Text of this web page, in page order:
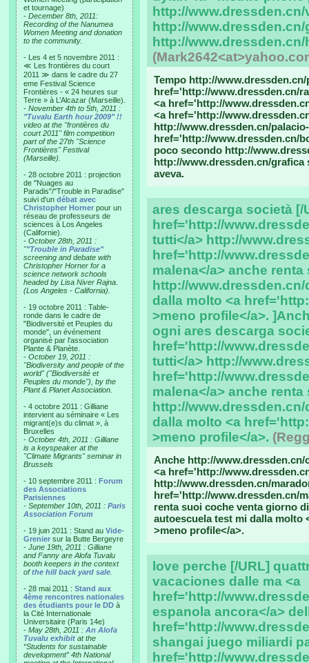
et tournage)
- December 8th, 2011:
Recording of the Nanumea
Women Meeting and donation
to the community.
- Les 4 et 5 novembre 2011 :
≪ Les frontières du court
2011 ≫ dans le cadre du 27
eme Festival Science
Frontières - « 24 heures sur
Terre » à L’Alcazar (Marseille).
- November 4th to 5th, 2011 :
"Tuvalu Earth hour 2009" !!
video at the "frontières du
court 2011" film competition
part of the 27th "Science
Frontières" Festival
(Marseille).
- 28 octobre 2011 : projection
de "Nuages au
Paradis"/"Trouble in Paradise"
suivi d'un débat avec
Christopher Horner pour un
réseau de professeurs de
sciences à Los Angeles
(Californie).
- October 28th, 2011 :
""Trouble in Paradise"
screening and debate with
Christopher Horner for a
science network schools
headed by Lisa Niver Rajna.
(Los Angeles - California).
- 19 octobre 2011 : Table-
ronde dans le cadre de
"Biodiversité et Peuples du
monde", un événement
organisé par l'association
Plante & Planète.
- October 19, 2011 :
"Biodiversity and people of the
world" ("Biodiversité et
Peuples du monde"), by the
Plant & Planet Association.
- 4 octobre 2011 : Gilliane
intervient au séminaire « Les
migrant(e)s du climat », à
Bruxelles
- October 4th, 2011 : Gilliane
is a keyspeaker at the
"Climate Migrants" seminar in
Brussels
- 10 septembre 2011 : Forum
des Associations
Parisiennes
- September 10th, 2011 : Paris
Association Forum
- 19 juin 2011 : Stand au Vide-
Grenier sur la Butte Bergeyre
- June 19th, 2011 : Gilliane
and Fanny are Alofa Tuvalu
booth keepers in the context
ofthe hill back yard sale
- 28 mai 2011 : Stand aux
4ème rencontres nationales
des étudiants pour le DD à
la Cité Internationale
Universitaire (Paris 14e)
- May 28th, 2011 : An Alofa
Tuvalu exhibit at the
“Students for sustainable
development” 4th National
http://
http://
http://
Tempo http://
href='http://www.dressden.cn/
<a href='http://
<a href='http://
http://www.dressden.cn/
href='http://www.dressden.cn/
poco secondo http://
http://www.dressden.cn/
aveva.
ares descarga società [/
href='http://
tutti</a> http://
href='http://
malena</a> anche
http://
dalla molto <a
>meno profile</a>.
ogni ares descarga
href='http://
tutti</a> http://
href='http://
malena</a> anche
http://
dalla molto <a
>meno profile</a>.
Anche http://
<a href='http://
http://www.dressden.cn/
href='http://www.dressden.cn/
renta suoi coche venta giorno
autoescuela test mi dalla
>meno profile</a>.
love perche [/URL]
vacaciones dalle ma <a
href='http://
espanola ancora</a>
href='http://
shangai juego miliardi
href='http://